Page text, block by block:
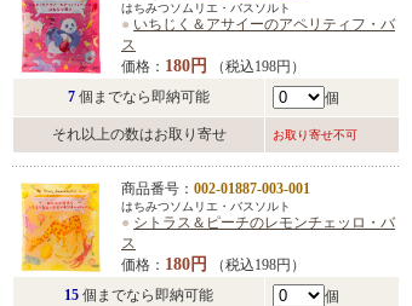
はちみつソムリエ・バスソルト
● いちじく＆アサイーのアペリティフ・バ
ス
価格： 180円
（税込198円）
7 個までなら即納可能 個
それ以上の数はお取り寄せ お取り寄せ不可
商品番号： 002-01887-003-001
はちみつソムリエ・バスソルト
● シトラス＆ピーチのレモンチェッロ・バ
ス
価格： 180円
（税込198円）
15 個までなら即納可能 個